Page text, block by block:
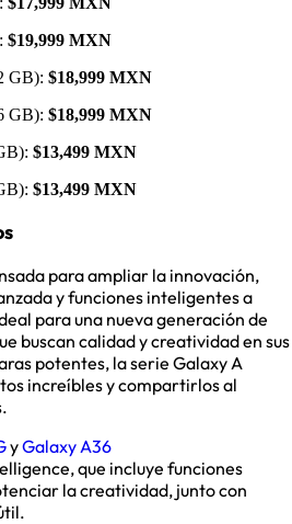
$19,999 MXN
GB): $18,999 MXN
GB): $18,999 MXN
$13,499 MXN
$13,499 MXN
para ampliar la innovación,
y funciones inteligentes a
para una nueva generación de
buscan calidad y creatividad en sus
potentes, la serie Galaxy A
increíbles y compartirlos al
yGalaxy A36
que incluye funciones
la creatividad, junto con